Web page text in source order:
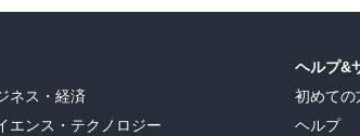
ネス・経済
エンス・テクノロジー
ヘルプ&
初めての
ヘルプ